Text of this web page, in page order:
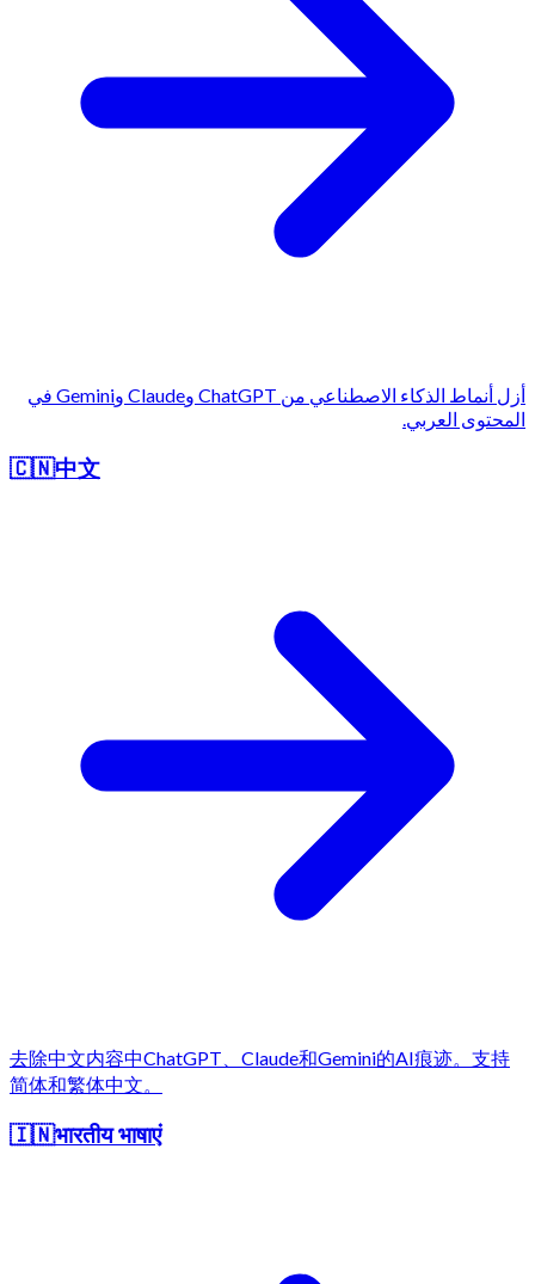
أزل أنماط الذكاء الاصطناعي من ChatGPT وClaude وGemini في
المحتوى العربي.
🇨🇳中文
去除中文内容中ChatGPT、Claude和Gemini的AI痕迹。支持
简体和繁体中文。
🇮🇳भारतीय भाषाएं